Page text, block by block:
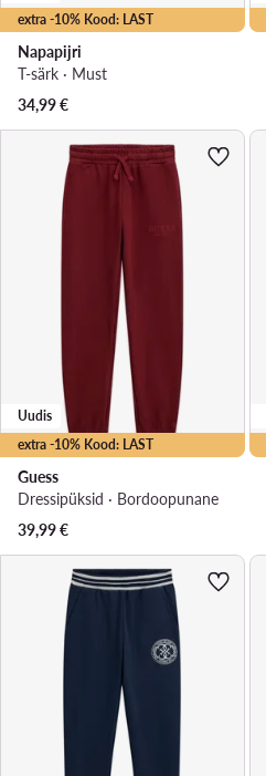
extra -10% Kood: LAST
Napapijri
T-särk · Must
34,99€
extra -10% Kood: LAST
Uudis
Guess
Dressipüksid · Bordoopunane
39,99€